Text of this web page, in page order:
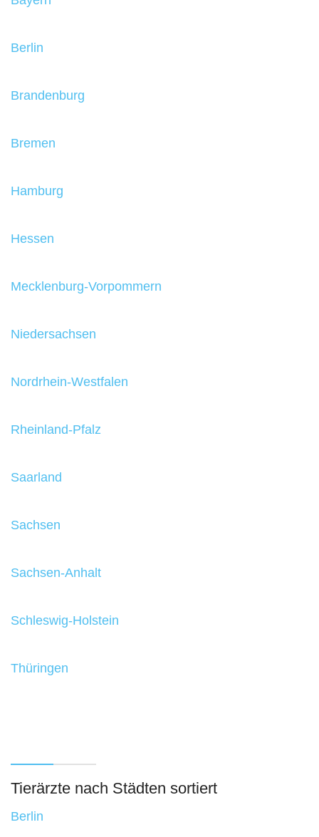
Berlin
Brandenburg
Bremen
Hamburg
Hessen
Mecklenburg-Vorpommern
Niedersachsen
Nordrhein-Westfalen
Rheinland-Pfalz
Saarland
Sachsen
Sachsen-Anhalt
Schleswig-Holstein
Thüringen
Tierärzte nach Städten sortiert
Berlin